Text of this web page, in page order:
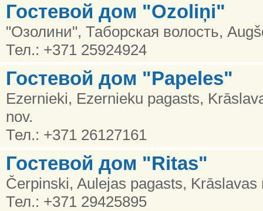
Гостевой дом "Ozoliņi"
"Озолини", Таборская волость,
Тел.: +371 25924924
Гостевой дом "Papeles"
Ezernieki, Ezernieku pagasts,
nov.
Тел.: +371 26127161
Гостевой дом "Ritas"
Čerpinski, Aulejas pagasts, Krāslavas
Тел.: +371 29425895